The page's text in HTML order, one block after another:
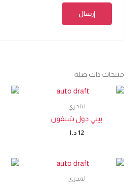
منتجات ذات صلة
لانجري
بيبي دول شيفون
12 د.ا
لانجري